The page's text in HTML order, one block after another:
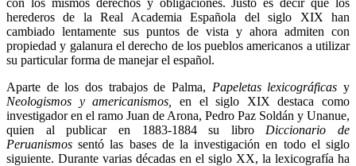
herederos de la Real Academia Española del siglo XIX han
cambiado lentamente sus puntos de vista y ahora admiten con
propiedad y galanura el derecho de los pueblos americanos a utilizar
su particular forma de manejar el español.
Aparte de los dos trabajos de Palma, Papeletas lexicográficas y
Neologismos y americanismos,
en el siglo XIX destaca como
investigador en el ramo Juan de Arona, Pedro Paz Soldán y Unanue,
quien al publicar en 1883-1884 su libro Diccionario de
Peruanismos sentó las bases de la investigación en todo el siglo
siguiente. Durante varias décadas en el siglo XX, la lexicografía ha